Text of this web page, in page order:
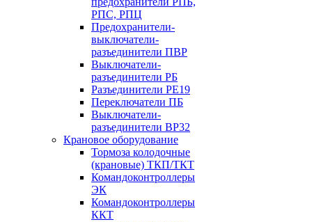
РПС, РПЦ
Предохранители-
выключатели-
разъединители ПВР
Выключатели-
разъединители РБ
Разъединители РЕ19
Переключатели ПБ
Выключатели-
разъединители ВР32
Крановое оборудование
Тормоза колодочные
(крановые) ТКП/ТКТ
Командоконтроллеры
ЭК
Командоконтроллеры
ККТ